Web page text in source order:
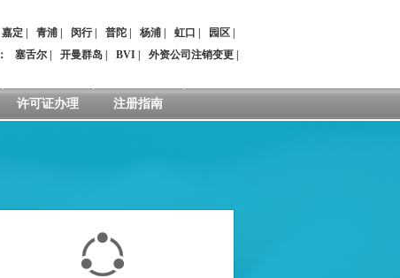
嘉定 青浦 闵行| 普陀 杨浦 虹口 园区
： 塞舌尔 开曼群岛 BVI 外资公司注销变更
许可证办理 注册指南
